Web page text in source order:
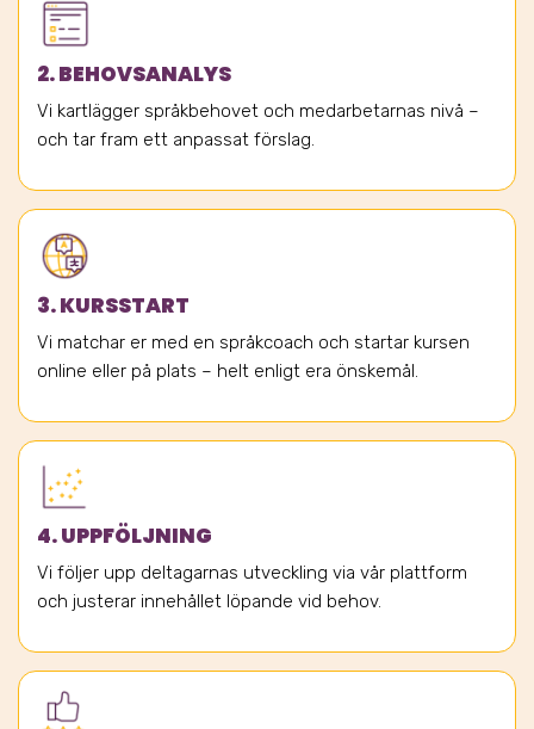
2. BEHOVSANALYS
Vi kartlägger språkbehovet och medarbetarnas nivå –
och tar fram ett anpassat förslag.
3. KURSSTART
Vi matchar er med en språkcoach och startar kursen
online eller på plats – helt enligt era önskemål.
4. UPPFÖLJNING
Vi följer upp deltagarnas utveckling via vår plattform
och justerar innehållet löpande vid behov.